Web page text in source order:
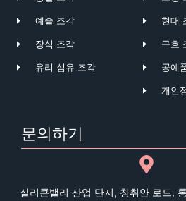
예술 조각
장식 조각
유리 섬유 조각
현대
구호
공예
개인
문의하기
실리콘밸리 산업 단지, 칭취안 로드,